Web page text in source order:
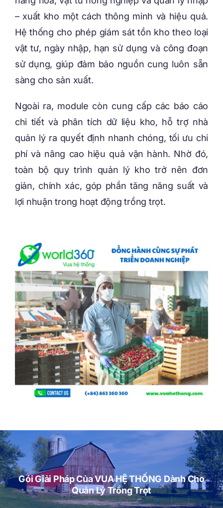
– xuất kho một cách thông minh và hiệu quả.
Hệ thống cho phép giám sát tồn kho theo loại
vật tư, ngày nhập, hạn sử dụng và công đoạn
sử dụng, giúp đảm bảo nguồn cung luôn sẵn
sàng cho sản xuất.
Ngoài ra, module còn cung cấp các báo cáo
chi tiết và phân tích dữ liệu kho, hỗ trợ nhà
quản lý ra quyết định nhanh chóng, tối ưu chi
phí và nâng cao hiệu quả vận hành. Nhờ đó,
toàn bộ quy trình quản lý kho trở nên đơn
giản, chính xác, góp phần tăng năng suất và
lợi nhuận trong hoạt động trồng trọt.
Gói Giải Pháp Của VUA HỆ THỐNG Dành Cho
Quản Lý Trồng Trọt